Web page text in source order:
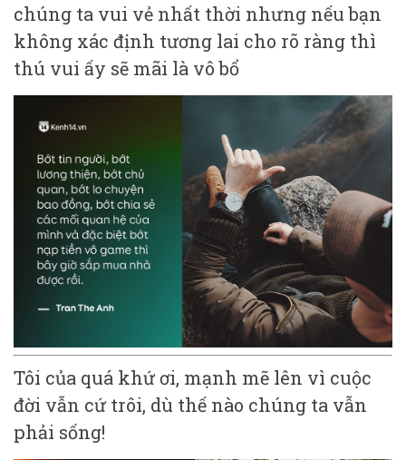
chúng ta vui vẻ nhất thời nhưng nếu bạn
không xác định tương lai cho rõ ràng thì
thú vui ấy sẽ mãi là vô bổ
Tôi của quá khứ ơi, mạnh mẽ lên vì cuộc
đời vẫn cứ trôi, dù thế nào chúng ta vẫn
phải sống!